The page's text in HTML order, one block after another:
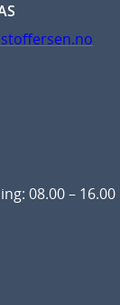
08.00 – 16.00